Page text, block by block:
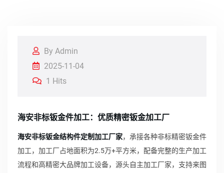
By Admin
2025-11-04
1 Hits
海安非标钣金件加工：优质精密钣金加工厂
海安非标钣金结构件定制加工厂家，承接各种非标精密钣金件
加工，加工厂占地面积为2.5万+平方米，配备完整的生产加工
流程和高精密大品牌加工设备，源头自主加工厂家，支持来图